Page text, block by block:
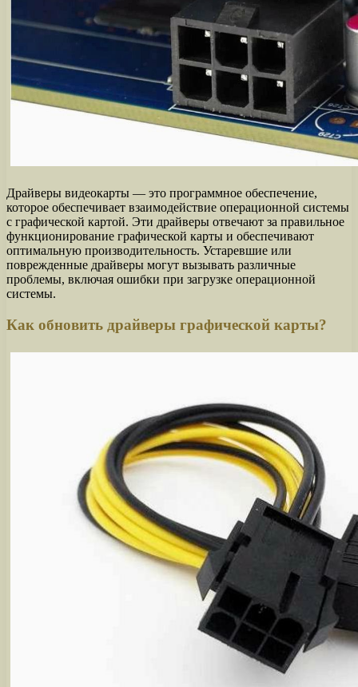
Драйверы видеокарты — это программное обеспечение,
которое обеспечивает взаимодействие операционной системы
с графической картой. Эти драйверы отвечают за правильное
функционирование графической карты и обеспечивают
оптимальную производительность. Устаревшие или
поврежденные драйверы могут вызывать различные
проблемы, включая ошибки при загрузке операционной
системы.
Как обновить драйверы графической карты?